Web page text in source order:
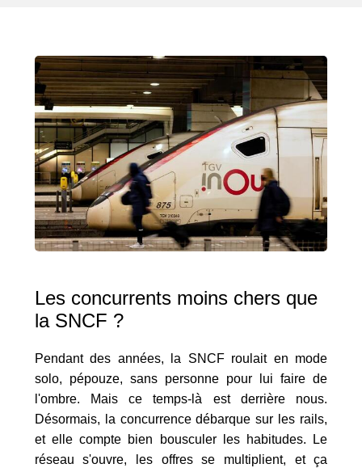
Les concurrents moins chers que
la SNCF ?
Pendant des années, la SNCF roulait en mode
solo, pépouze, sans personne pour lui faire de
l'ombre. Mais ce temps-là est derrière nous.
Désormais, la concurrence débarque sur les rails,
et elle compte bien bousculer les habitudes. Le
réseau s'ouvre, les offres se multiplient, et ça